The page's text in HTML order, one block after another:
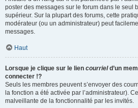
poster des messages sur le forum dans le seul
supérieur. Sur la plupart des forums, cette
modérateur (ou un administrateur) peut
messages.
Haut
Lorsque je clique sur le lien courrield’un
connecter !?
Seuls les membres peuvent s’envoyer des
la fonction a été activée par l’administrateur).
malveillante de la fonctionnalité par les invités.